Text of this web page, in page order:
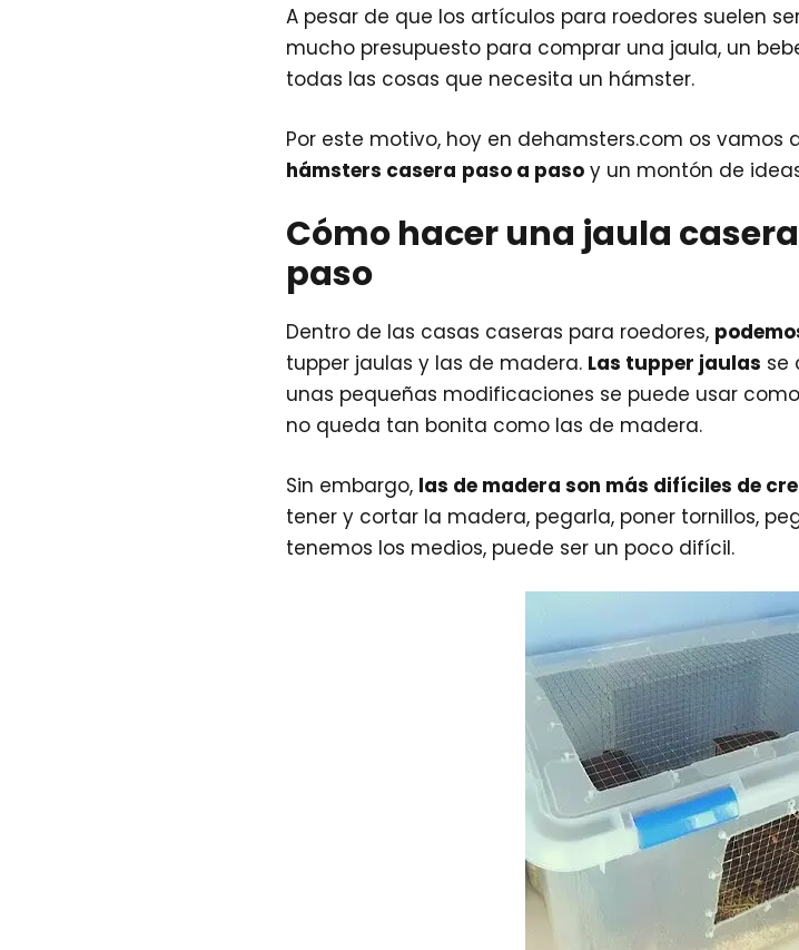
A pesar de que los artículos para roedores suelen
mucho presupuesto para comprar una jaula, un
todas las cosas que necesita un hámster.
Por este motivo, hoy en dehamsters.com os vamos
hámsters casera paso a paso y un montón de
Cómo hacer una jaula
paso
Dentro de las casas caseras para roedores,
tupper jaulas y las de madera. Las tupper jaulas se
unas pequeñas modificaciones se puede usar
no queda tan bonita como las de madera.
Sin embargo, las de madera son más difíciles de
tener y cortar la madera, pegarla, poner tornillos,
tenemos los medios, puede ser un poco difícil.